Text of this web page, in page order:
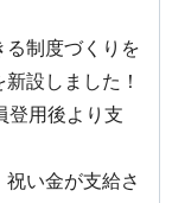
る制度づくりを
設しました！
登用後より支
い金が支給さ